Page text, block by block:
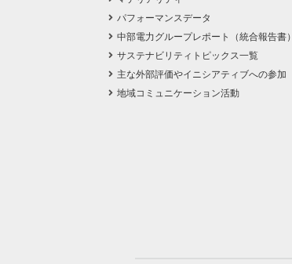
パフォーマンスデータ
中部電力グループレポート（統合報告書）
サステナビリティトピックス一覧
主な外部評価やイニシアティブへの参加
地域コミュニケーション活動